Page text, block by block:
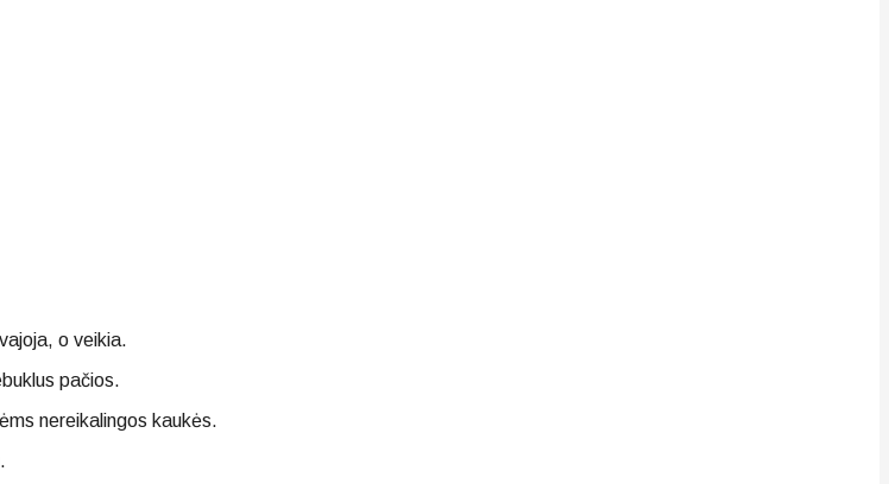
o veikia.
pačios.
nereikalingos kaukės.